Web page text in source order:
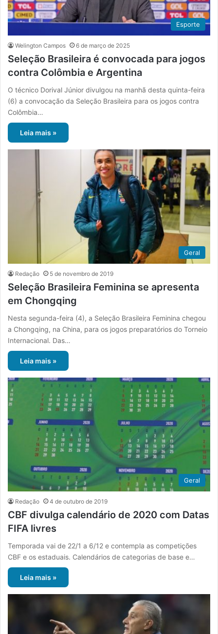
Esporte
Welington Campos 6 de março de 2025
Seleção Brasileira é convocada para jogos
contra Colômbia e Argentina
O técnico Dorival Júnior divulgou na manhã desta quinta-feira
(6) a convocação da Seleção Brasileira para os jogos contra
Colômbia…
Leia mais »
Geral
Redação 5 de novembro de 2019
Seleção Brasileira Feminina se apresenta
em Chongqing
Nesta segunda-feira (4), a Seleção Brasileira Feminina chegou
a Chongqing, na China, para os jogos preparatórios do Torneio
Internacional. Das…
Leia mais »
Geral
Redação 4 de outubro de 2019
CBF divulga calendário de 2020 com Datas
FIFA livres
Temporada vai de 22/1 a 6/12 e contempla as competições
CBF e os estaduais. Calendários de categorias de base e…
Leia mais »